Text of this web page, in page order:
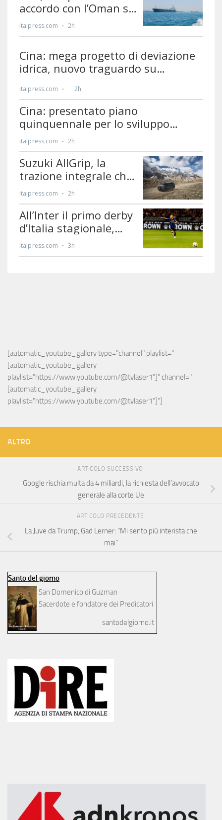
[automatic_youtube_gallery type="channel" playlist="
[automatic_youtube_gallery
playlist="https://www.youtube.com/@tvlaser1"]" channel="
[automatic_youtube_gallery
playlist="https://www.youtube.com/@tvlaser1"]"]
ALTRO
ARTICOLO SUCCESSIVO
Google rischia multa da 4 miliardi, la richiesta dell’avvocato
generale alla corte Ue
ARTICOLO PRECEDENTE
La Juve da Trump, Gad Lerner: “Mi sento più interista che
mai”
Santo del giorno
San Domenico di Guzman
Sacerdote e fondatore dei Predicatori
santodelgiorno.it